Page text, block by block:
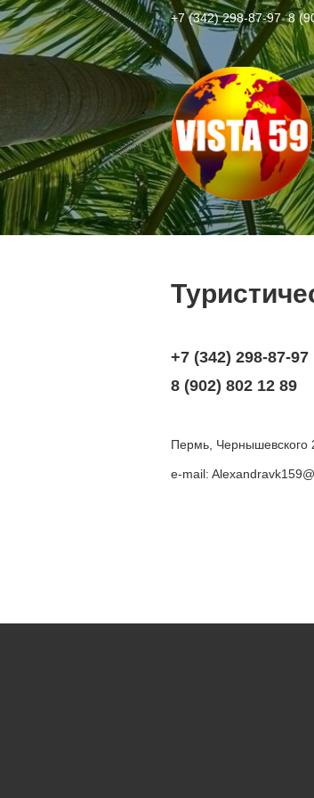
+7 (342) 298-87-97 8
+7 (342) 298-87-97
8 (902) 802 12 89
Пермь, Чернышевского
e-mail: